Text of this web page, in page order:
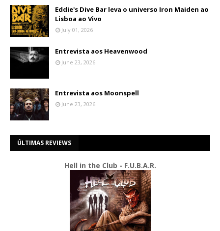
Eddie's Dive Bar leva o universo Iron Maiden ao
Lisboa ao Vivo
July 01, 2026
Entrevista aos Heavenwood
June 23, 2026
Entrevista aos Moonspell
June 23, 2026
ÚLTIMAS REVIEWS
Hell in the Club - F.U.B.A.R.